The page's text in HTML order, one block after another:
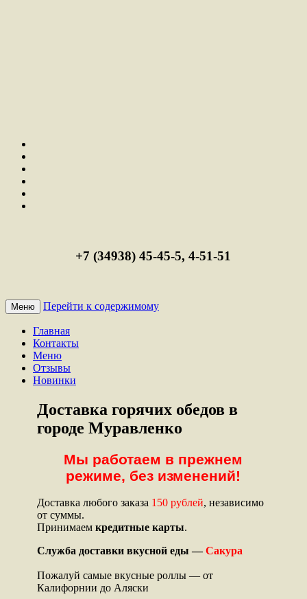
+7 (34938) 45-45-5, 4-51-51
Меню Перейти к содержимому
Главная
Контакты
Меню
Отзывы
Новинки
Доставка горячих обедов в
городе Муравленко
Мы работаем в прежнем
режиме, без изменений!
Доставка любого заказа 150 рублей, независимо
от суммы.
Принимаем кредитные карты.
Служба доставки вкусной еды —Сакура
Пожалуй самые вкусные роллы — от
Калифорнии до Аляски